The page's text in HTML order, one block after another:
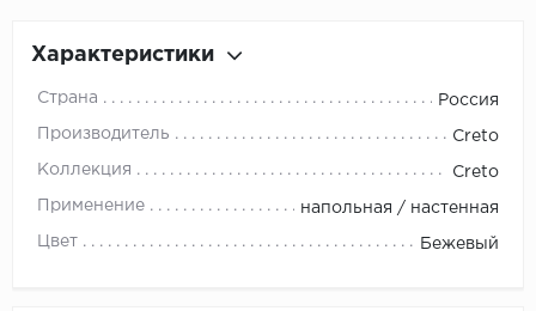
Характеристики
Страна Россия
Производитель Creto
Коллекция Creto
Применение напольная / настенная
Цвет Бежевый